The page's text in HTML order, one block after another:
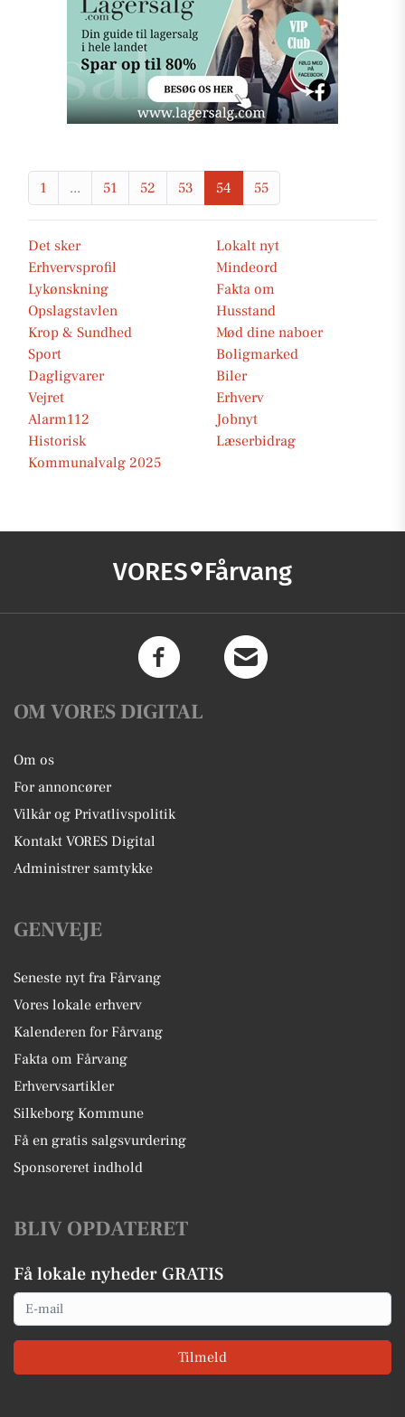
1 ... 51 52 53 54 55
Det sker
Lokalt nyt
Erhvervsprofil
Mindeord
Lykønskning
Fakta om
Opslagstavlen
Husstand
Krop & Sundhed
Mød dine naboer
Sport
Boligmarked
Dagligvarer
Biler
Vejret
Erhverv
Alarm112
Jobnyt
Historisk
Læserbidrag
Kommunalvalg 2025
VORES Fårvang
OM VORES DIGITAL
Om os
For annoncører
Vilkår og Privatlivspolitik
Kontakt VORES Digital
Administrer samtykke
GENVEJE
Seneste nyt fra Fårvang
Vores lokale erhverv
Kalenderen for Fårvang
Fakta om Fårvang
Erhvervsartikler
Silkeborg Kommune
Få en gratis salgsvurdering
Sponsoreret indhold
BLIV OPDATERET
Få lokale nyheder GRATIS
Email
Tilmeld